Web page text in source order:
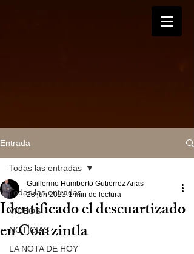
Entrada
Todas las entradas
VIDEOS
NOTICIAS
LA NOTA DE HOY
Todas las entradas
Identificado el descuartizado
en Coatzintla
Guillermo Humberto Gutierrez Arias
28 jun 2023 1 min de lectura